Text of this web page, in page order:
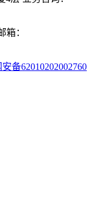
箱：
备62010202002760